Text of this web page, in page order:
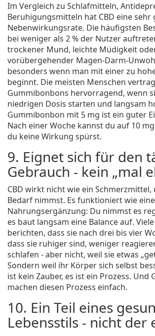
Im Vergleich zu Schlafmitteln,
Beruhigungsmitteln hat CBD eine sehr
Nebenwirkungsrate. Die häufigsten
bei weniger als 2 % der Nutzer
trockener Mund, leichte Müdigkeit
vorübergehender Magen-Darm-
besonders wenn man mit einer zu
beginnt. Die meisten Menschen
Gummibonbons hervorragend, wenn
niedrigen Dosis starten und langsam
Gummibonbon mit 5 mg ist ein guter
Nach einer Woche kannst du auf 10
du keine Wirkung spürst.
9. Eignet sich für den
Gebrauch - kein „mal
CBD wirkt nicht wie ein Schmerzmittel,
Bedarf nimmst. Es funktioniert wie eine
Nahrungsergänzung: Du nimmst es
es baut langsam eine Balance auf.
berichten, dass sie nach drei bis vier
dass sie ruhiger sind, weniger
schlafen - aber nicht, weil sie etwas
Sondern weil ihr Körper sich selbst
ist kein Zauber, es ist ein Prozess. Und
machen diesen Prozess einfach.
10. Ein Teil eines
Lebensstils - nicht der